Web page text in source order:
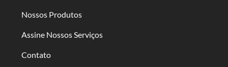
Nossos Produtos
Assine Nossos Serviços
Contato